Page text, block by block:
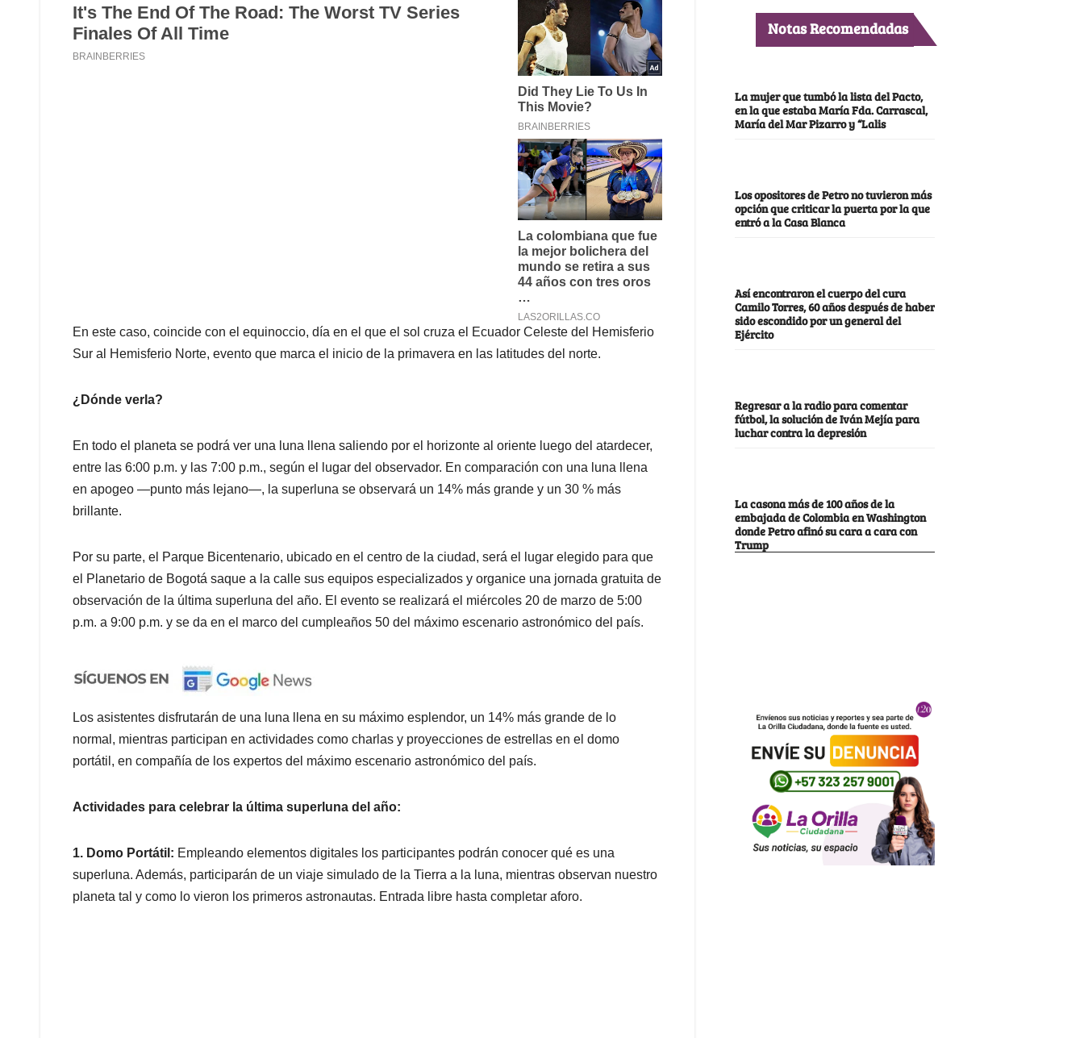
En este caso, coincide con el equinoccio, día en el que el sol cruza el Ecuador Celeste del Hemisferio
Sur al Hemisferio Norte, evento que marca el inicio de la primavera en las latitudes del norte.
¿Dónde verla?
En todo el planeta se podrá ver una luna llena saliendo por el horizonte al oriente luego del atardecer,
entre las 6:00 p.m. y las 7:00 p.m., según el lugar del observador. En comparación con una luna llena
en apogeo —punto más lejano—, la superluna se observará un 14% más grande y un 30 % más
brillante.
Por su parte, el Parque Bicentenario, ubicado en el centro de la ciudad, será el lugar elegido para que
e l Planetario de Bogotá saque a la calle sus equipos especializados y organice una jornada gratuita de
observación de la última superluna del año. El evento se realizará el miércoles 20 de marzo de 5:00
p.m. a 9:00 p.m. y se da en el marco del cumpleaños 50 del máximo escenario astronómico del país.
Los asistentes disfrutarán de una luna llena en su máximo esplendor, un 14% más grande de lo
normal, mientras participan en actividades como charlas y proyecciones de estrellas en el domo
portátil, en compañía de los expertos del máximo escenario astronómico del país.
Actividades para celebrar la última superluna del año:
1. Domo Portátil: Empleando elementos digitales los participantes podrán conocer qué es una
superluna. Además, participarán de un viaje simulado de la Tierra a la luna, mientras observan nuestro
planeta tal y como lo vieron los primeros astronautas. Entrada libre hasta completar aforo.
Notas Recomendadas
La mujer que tumbó la lista del Pacto,
en la que estaba María Fda. Carrascal,
María del Mar Pizarro y “Lalis
Los opositores de Petro no tuvieron más
opción que criticar la puerta por la que
entró a la Casa Blanca
Así encontraron el cuerpo del cura
Camilo Torres, 60 años después de haber
sido escondido por un general del
Ejército
Regresar a la radio para comentar
fútbol, la solución de Iván Mejía para
luchar contra la depresión
La casona más de 100 años de la
embajada de Colombia en Washington
donde Petro afinó su cara a cara con
Trump